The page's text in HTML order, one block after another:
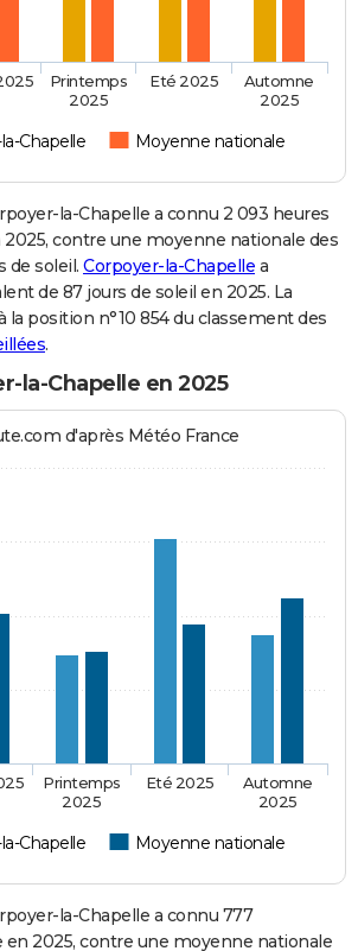
Chapelle Moyenne nationale
Printemps
2025
Eté 2025
Automne
2025
la-Chapelle a connu 2 093 heures
contre une moyenne nationale des
de soleil. Corpoyer-la-Chapelle a
de 87 jours de soleil en 2025. La
position n°10 854 du classement des
.
la-Chapelle en 2025
d'après Météo France
Chapelle Moyenne nationale
Printemps
2025
Eté 2025
Automne
2025
la-Chapelle a connu 777
2025, contre une moyenne nationale